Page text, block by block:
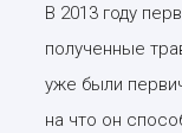
В 2013 году
полученные
уже были
на что он